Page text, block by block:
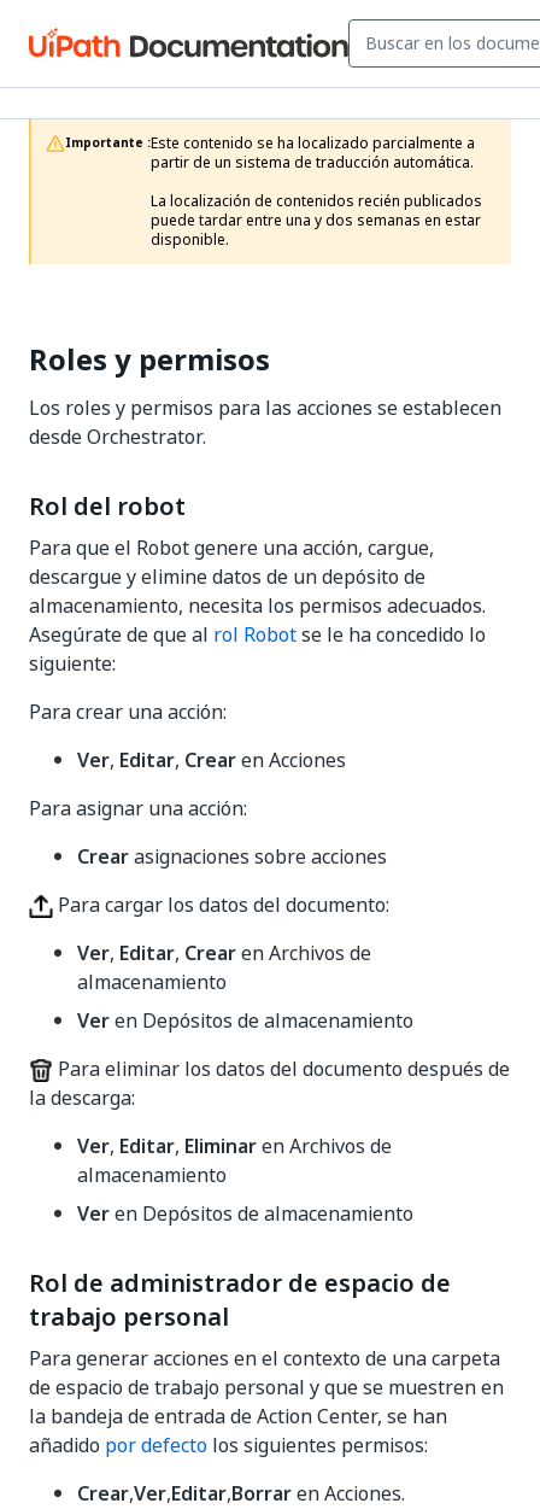
Importante :Este contenido se ha localizado parcialmente a
partir de un sistema de traducción automática.
La localización de contenidos recién publicados
puede tardar entre una y dos semanas en estar
disponible.
Roles y permisos
Los roles y permisos para las acciones se establecen
desde Orchestrator.
Rol del robot
Para que el Robot genere una acción, cargue,
descargue y elimine datos de un depósito de
almacenamiento, necesita los permisos adecuados.
Asegúrate de que al rol Robotse le ha concedido lo
siguiente:
Para crear una acción:
Ver, Editar, Crearen Acciones
Para asignar una acción:
Crearasignaciones sobre acciones
Para cargar los datos del documento:
Ver, Editar, Crearen Archivos de
almacenamiento
Veren Depósitos de almacenamiento
Para eliminar los datos del documento después de
la descarga:
Ver, Editar, Eliminaren Archivos de
almacenamiento
Veren Depósitos de almacenamiento
Rol de administrador de espacio de
trabajo personal
Para generar acciones en el contexto de una carpeta
de espacio de trabajo personal y que se muestren en
la bandeja de entrada de Action Center, se han
añadido por defecto los siguientes permisos:
Crear,Ver,Editar,Borraren Acciones.